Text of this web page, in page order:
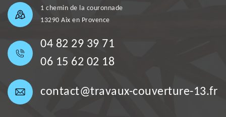
1 chemin de la couronnade
13290 Aix en Provence
04 82 29 39 71
06 15 62 02 18
contact@travaux-couverture-13.fr